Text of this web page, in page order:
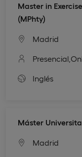
Master in
(MPhty)
Madrid
Presencial,
Inglés
Máster
Madrid